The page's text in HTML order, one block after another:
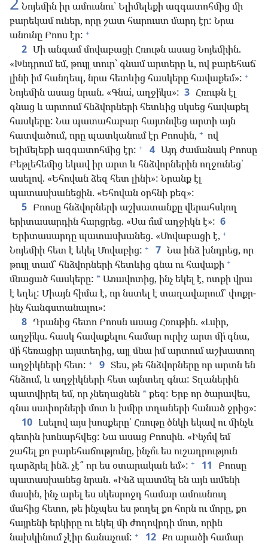
Նոյեմին իր ամուսնու՝ Ելիմելեքի ազգատոհմից մի
բարեկամ ուներ, որը շատ հարուստ մարդ էր: Նրա
անունը Բոոս էր: +
2 Մի անգամ մովաբացի Հռութն ասաց Նոյեմիին.
«Խնդրում եմ, թույլ տուր՝ գնամ արտերը և, ով բարեհաճ
լինի իմ հանդեպ, նրա հետևից հասկերը հավաքեմ»: +
Նոյեմին ասաց նրան. «Գնա՛, աղջի՛կս»: 3 Հռութն էլ
գնաց և արտում հնձվորների հետևից սկսեց հավաքել
հասկերը: Նա պատահաբար հայտնվեց արտի այն
հատվածում, որը պատկանում էր Բոոսին, + ով
Ելիմելեքի ազգատոհմից էր: + 4 Այդ ժամանակ Բոոսը
Բեթլեհեմից եկավ իր արտ և հնձվորներին ողջունեց՝
ասելով. «Եհովան ձեզ հետ լինի»: Նրանք էլ
պատասխանեցին. «Եհովան օրհնի քեզ»:
5 Բոոսը հնձվորների աշխատանքը վերահսկող
երիտասարդին հարցրեց. «Սա ո՞ւմ աղջիկն է»: 6
Երիտասարդը պատասխանեց. «Մովաբացի է, +
Նոյեմիի հետ է եկել Մովաբից: + 7 Նա ինձ խնդրեց, որ
թույլ տամ՝ հնձվորների հետևից գնա ու հավաքի +
մնացած հասկերը: *Առավոտից, ինչ եկել է, ոտքի վրա
է եղել: Միայն հիմա է, որ նստել է տաղավարում՝ փոքր-
ինչ հանգստանալու»:
8 Դրանից հետո Բոոսն ասաց Հռութին. «Լսիր,
աղջի՛կս. հասկ հավաքելու համար ուրիշ արտ մի՛ գնա,
մի՛ հեռացիր այստեղից, այլ մնա իմ արտում աշխատող
աղջիկների հետ: + 9 Տես, թե հնձվորները որ արտն են
հնձում, և աղջիկների հետ այնտեղ գնա: Տղաներին
պատվիրել եմ, որ չնեղացնեն *քեզ: Երբ որ ծարավես,
գնա սափորների մոտ և խմիր տղաների հանած ջրից»:
10 Լսելով այս խոսքերը՝ Հռութը ծնկի եկավ ու մինչև
գետին խոնարհվեց: Նա ասաց Բոոսին. «Ինչո՞վ եմ
շահել քո բարեհաճությունը, ինչո՞ւ ես ուշադրություն
դարձրել ինձ. չէ՞ որ ես օտարական եմ»: + 11 Բոոսը
պատասխանեց նրան. «Ինձ պատմել են այն ամենի
մասին, ինչ արել ես սկեսրոջդ համար ամուսնուդ
մահից հետո, թե ինչպես ես թողել քո հորն ու մորը, քո
հայրենի երկիրը ու եկել մի ժողովրդի մոտ, որին
նախկինում չէիր ճանաչում: + 12 Քո արածի համար